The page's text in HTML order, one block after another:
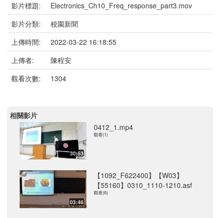
影片標題:
Electronics_Ch10_Freq_response_part3.mov
影片分類:
校園新聞
上傳時間:
2022-03-22 16:18:55
上傳者:
陳程安
觀看次數:
1304
相關影片
30:53
0412_1.mp4
觀看(1)
03:46
【1092_F622400】【W03】
【55160】0310_1110-1210.asf
觀看(6)